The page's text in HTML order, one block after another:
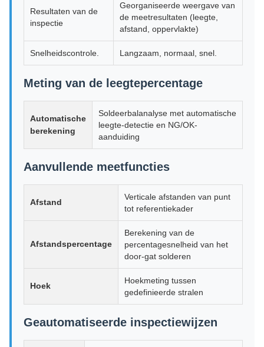
Resultaten van de
inspectie
Georganiseerde weergave van
de meetresultaten (leegte,
afstand, oppervlakte)
Snelheidscontrole. Langzaam, normaal, snel.
Meting van de leegtepercentage
Automatische
berekening
Soldeerbalanalyse met automatische
leegte-detectie en NG/OK-
aanduiding
Aanvullende meetfuncties
Afstand
Verticale afstanden van punt
tot referentiekader
Afstandspercentage
Berekening van de
percentagesnelheid van het
door-gat solderen
Hoek
Hoekmeting tussen
gedefinieerde stralen
Geautomatiseerde inspectiewijzen